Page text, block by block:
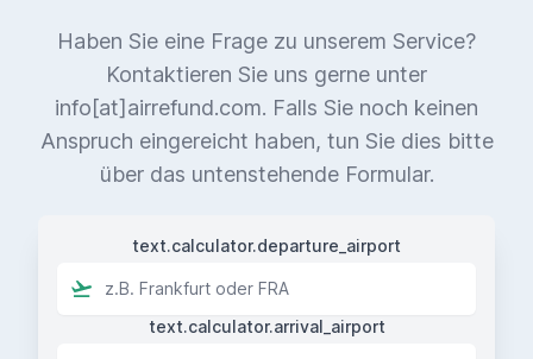
Haben Sie eine Frage zu unserem Service?
Kontaktieren Sie uns gerne unter
info[at]airrefund.com. Falls Sie noch keinen
Anspruch eingereicht haben, tun Sie dies bitte
über das untenstehende Formular.
text.calculator.departure_airport
text.calculator.arrival_airport